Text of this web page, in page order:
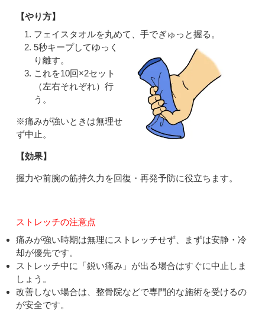
【やり方】
フェイスタオルを丸めて、手でぎゅっと握る。
5秒キープしてゆっく
り離す。
これを10回×2セット
（左右それぞれ）行
う。
※痛みが強いときは無理せ
ず中止。
【効果】
握力や前腕の筋持久力を回復・再発予防に役立ちます。
ストレッチの注意点
痛みが強い時期は無理にストレッチせず、まずは安静・冷
却が優先です。
ストレッチ中に「鋭い痛み」が出る場合はすぐに中止しま
しょう。
改善しない場合は、整骨院などで専門的な施術を受けるの
が安全です。